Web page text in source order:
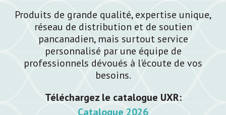
Produits de grande qualité, expertise unique,
réseau de distribution et de soutien
pancanadien, mais surtout service
personnalisé par une équipe de
professionnels dévoués à l'écoute de vos
besoins.
Téléchargez le catalogue UXR:
Catalogue 2026